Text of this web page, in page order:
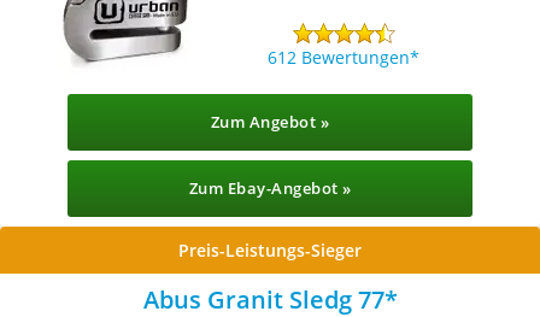
612 Bewertungen
Zum Angebot »
Zum Ebay-Angebot »
Preis-Leistungs-Sieger
Abus Granit Sledg 77